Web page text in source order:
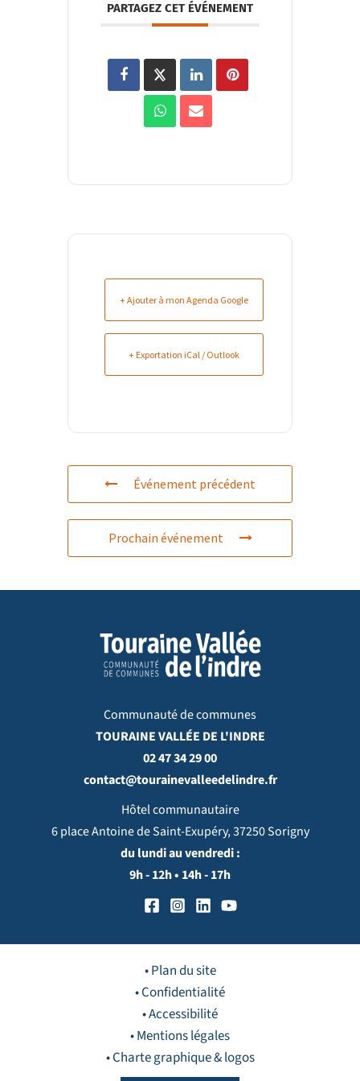
PARTAGEZ CET ÉVÉNEMENT
+ Ajouter à mon Agenda Google
+ Exportation iCal / Outlook
Événement précédent
Prochain événement
Communauté de communes
TOURAINE VALLÉE DE L'INDRE
02 47 34 29 00
contact@tourainevalleedelindre.fr
Hôtel communautaire
6 place Antoine de Saint-Exupéry, 37250 Sorigny
du lundi au vendredi :
9h - 12h • 14h - 17h
• Plan du site
• Confidentialité
• Accessibilité
• Mentions légales
• Charte graphique & logos